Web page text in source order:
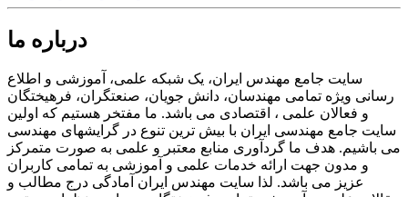
درباره ما
سایت جامع مهندس ایران، یک شبکه علمی، آموزشی و اطلاع
رسانی ویژه تمامی مهندسان، دانش جویان، صنعتگران، فرهیختگان
و فعالان علمی ، اقتصادی می باشد. ما مفتخر هستیم که اولین
سایت جامع مهندسی ایران با بیش ترین تنوع در گرایشهای مهندسی
می باشیم. هدف ما گردآوری منابع معتبر و علمی به صورت متمرکز
و مدون جهت ارائه خدمات علمی و آموزشی به تمامی کاربران
عزیز می باشد. لذا سایت مهندس ایران آمادگی درج مطالب و